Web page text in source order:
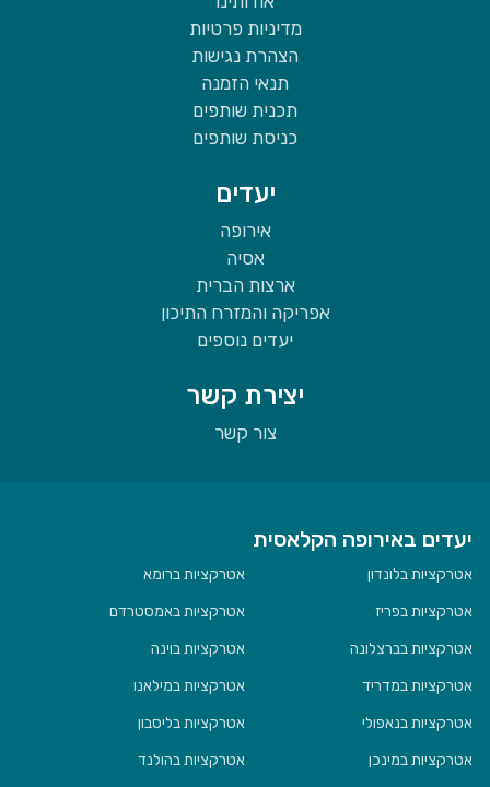
מדיניות פרטיות
הצהרת נגישות
תנאי הזמנה
תכנית שותפים
כניסת שותפים
יעדים
אירופה
אסיה
ארצות הברית
אפריקה והמזרח התיכון
יעדים נוספים
יצירת קשר
צור קשר
יעדים באירופה הקלאסית
אטרקציות בלונדון
אטרקציות ברומא
אטרקציות בפריז
אטרקציות באמסטרדם
אטרקציות בברצלונה
אטרקציות בוינה
אטרקציות במדריד
אטרקציות במילאנו
אטרקציות בנאפולי
אטרקציות בליסבון
אטרקציות במינכן
אטרקציות בהולנד